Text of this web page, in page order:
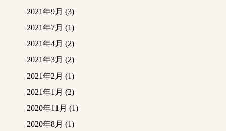
2021年9月 (3)
2021年7月 (1)
2021年4月 (2)
2021年3月 (2)
2021年2月 (1)
2021年1月 (2)
2020年11月 (1)
2020年8月 (1)